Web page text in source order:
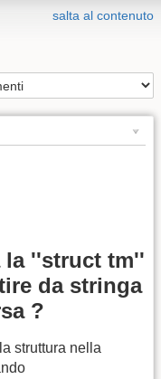
salta al contenuto
la ''struct tm''
da stringa
?
struttura nella